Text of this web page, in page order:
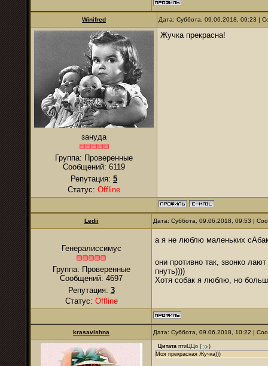
Winifred Дата: Суббота, 09.06.2018, 09:23 |
зануда
Группа: Проверенные
Сообщений: 6119
Репутация: 5
Статус: Offline
Жучка прекрасна!
Ledii Дата: Суббота, 09.06.2018, 09:53 |
Генералиссимус
Группа: Проверенные
Сообщений: 4697
Репутация: 3
Статус: Offline
а я не люблю маленьких
они противно так, звонко
пнуть))))
Хотя собак я люблю, но
krasavishna Дата: Суббота, 09.06.2018, 10:22 |
Цитата птиЦЦо (
)
Моя прекрасная Жучка)))